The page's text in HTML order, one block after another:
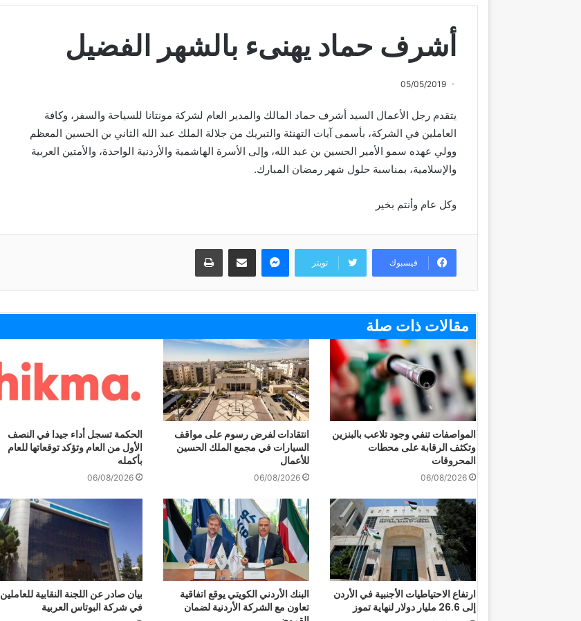
أشرف حماد يهنىء بالشهر الفضيل
05/05/2019
يتقدم رجل الأعمال السيد أشرف حماد المالك والمدير العام لشركة مونتانا للسياحة والسفر، وكافة
العاملين في الشركة، بأسمى آيات التهنئة والتبريك من جلالة الملك عبد الله الثاني بن الحسين المعظم
وولي عهده سمو الأمير الحسين بن عبد الله، وإلى الأسرة الهاشمية والأردنية الواحدة، والأمتين العربية
والإسلامية، بمناسبة حلول شهر رمضان المبارك.
وكل عام وأنتم بخير
فيسبوك تويتر
ماسنجر مشاركة عبر البريد طباعة
مقالات ذات صلة
المواصفات تنفي وجود تلاعب بالبنزين
وتكثف الرقابة على محطات
المحروقات
06/08/2026
انتقادات لفرض رسوم على مواقف
السيارات في مجمع الملك الحسين
للأعمال
06/08/2026
الحكمة تسجل أداء جيدا في النصف
الأول من العام وتؤكد توقعاتها للعام
بأكمله
06/08/2026
ارتفاع الاحتياطيات الأجنبية في الأردن
إلى 26.6 مليار دولار لنهاية تموز
البنك الأردني الكويتي يوقع اتفاقية
تعاون مع الشركة الأردنية لضمان
بيان صادر عن اللجنة النقابية للعاملين
في شركة البوتاس العربية